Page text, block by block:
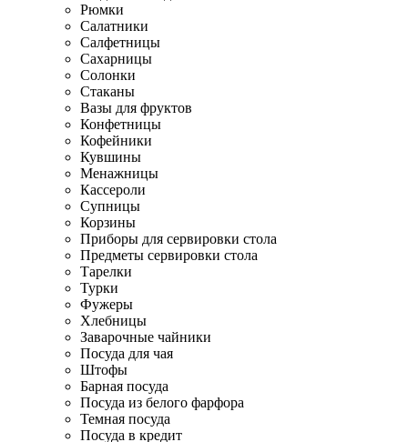
Рюмки
Салатники
Салфетницы
Сахарницы
Солонки
Стаканы
Вазы для фруктов
Конфетницы
Кофейники
Кувшины
Менажницы
Кассероли
Супницы
Корзины
Приборы для сервировки стола
Предметы сервировки стола
Тарелки
Турки
Фужеры
Хлебницы
Заварочные чайники
Посуда для чая
Штофы
Барная посуда
Посуда из белого фарфора
Темная посуда
Посуда в кредит